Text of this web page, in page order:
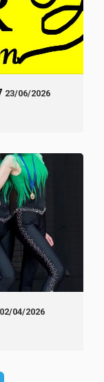
23/06/2026
02/04/2026